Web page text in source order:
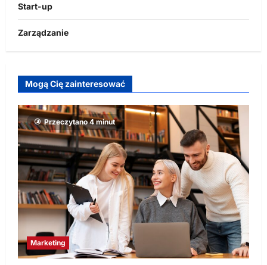
Start-up
Zarządzanie
Mogą Cię zainteresować
Przeczytano 4 minut
Marketing